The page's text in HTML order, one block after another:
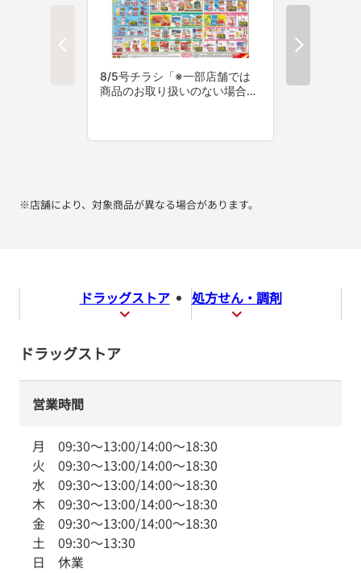
※店舗により、対象商品が異なる場合があります。
ドラッグストア 処方せん・調剤
ドラッグストア
営業時間
月 09:30～13:00/14:00～18:30
火 09:30～13:00/14:00～18:30
水 09:30～13:00/14:00～18:30
木 09:30～13:00/14:00～18:30
金 09:30～13:00/14:00～18:30
土 09:30～13:30
日 休業